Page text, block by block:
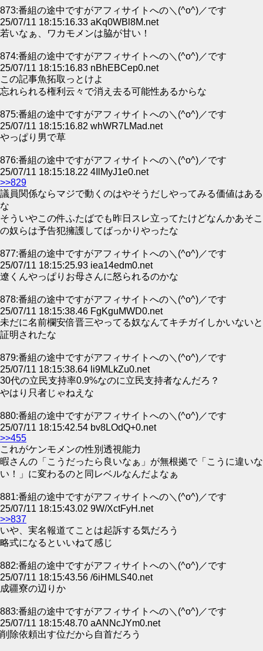
873:番組の途中ですがアフィサイトへの＼(^o^)／です
25/07/11 18:15:16.33 aKq0WBl8M.net
若いなぁ、ワカモメンは脇が甘い！
874:番組の途中ですがアフィサイトへの＼(^o^)／です
25/07/11 18:15:16.83 nBhEBCep0.net
この記事魚拓取っとけよ
忘れられる権利云々で消え去る可能性あるからな
875:番組の途中ですがアフィサイトへの＼(^o^)／です
25/07/11 18:15:16.82 whWR7LMad.net
やっぱり男で草
876:番組の途中ですがアフィサイトへの＼(^o^)／です
25/07/11 18:15:18.22 4IlMyJ1e0.net
>>829
議員関係ならマジで動くのはやそうだしやってみる価値はある
な
そういやこの件ふたばでも昨日スレ立ってたけどなんかあそこ
の奴らは予告犯擁護してばっかりやったな
877:番組の途中ですがアフィサイトへの＼(^o^)／です
25/07/11 18:15:25.93 iea14edm0.net
遼くんやっぱりお母さんに怒られるのかな
878:番組の途中ですがアフィサイトへの＼(^o^)／です
25/07/11 18:15:38.46 FgKguMWD0.net
未だに名前欄安倍晋三やってる奴なんてキチガイしかいないと
証明されたな
879:番組の途中ですがアフィサイトへの＼(^o^)／です
25/07/11 18:15:38.64 li9MLkZu0.net
30代の立民支持率0.9%なのに立民支持者なんだろ？
やはり只者じゃねえな
880:番組の途中ですがアフィサイトへの＼(^o^)／です
25/07/11 18:15:42.54 bv8LOdQ+0.net
>>455
これがケンモメンの性別透視能力
暇さんの「こうだったら良いなぁ」が無根拠で「こうに違いな
い！」に変わるのと同レベルなんだよなぁ
881:番組の途中ですがアフィサイトへの＼(^o^)／です
25/07/11 18:15:43.02 9W/XctFyH.net
>>837
いや、実名報道てことは起訴する気だろう
略式になるといいねて感じ
882:番組の途中ですがアフィサイトへの＼(^o^)／です
25/07/11 18:15:43.56 /6iHMLS40.net
成疆寮の辺りか
883:番組の途中ですがアフィサイトへの＼(^o^)／です
25/07/11 18:15:48.70 aANNcJYm0.net
削除依頼出す位だから自首だろう